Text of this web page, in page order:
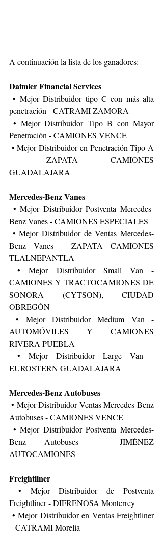
A continuación la lista de los ganadores:
Daimler Financial Services
• Mejor Distribuidor tipo C con más alta
penetración - CATRAMI ZAMORA
• Mejor Distribuidor Tipo B con Mayor
Penetración - CAMIONES VENCE
– ZAPATA CAMIONES
GUADALAJARA
Mercedes-Benz Vanes
Benz Vanes - CAMIONES ESPECIALES
Benz Vanes - ZAPATA CAMIONES
TLALNEPANTLA
• Mejor Distribuidor Small Van -
CAMIONES Y TRACTOCAMIONES DE
SONORA (CYTSON), CIUDAD
OBREGÓN
• Mejor Distribuidor Medium Van -
AUTOMÓVILES Y CAMIONES
RIVERA PUEBLA
EUROSTERN GUADALAJARA
Mercedes-Benz Autobuses
• Mejor Distribuidor Ventas Mercedes-Benz
Autobuses - CAMIONES VENCE
Benz Autobuses – JIMÉNEZ
AUTOCAMIONES
Freightliner
Freightliner - DIFRENOSA Monterrey
– CATRAMI Morelia